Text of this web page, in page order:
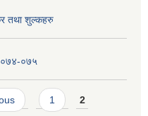
तथा शुल्कहरु
०७५
1 2